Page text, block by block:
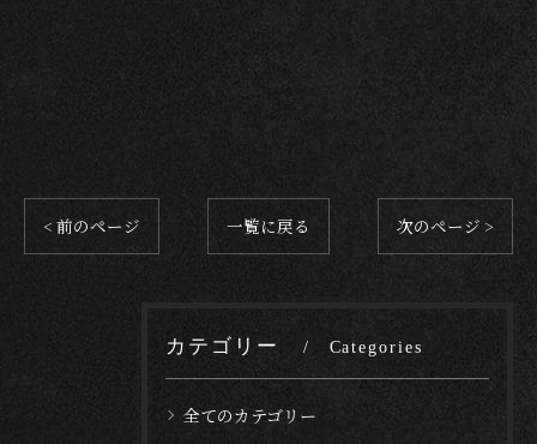
< 前のページ 一覧に戻る 次のページ >
カテゴリー Categories
全てのカテゴリー